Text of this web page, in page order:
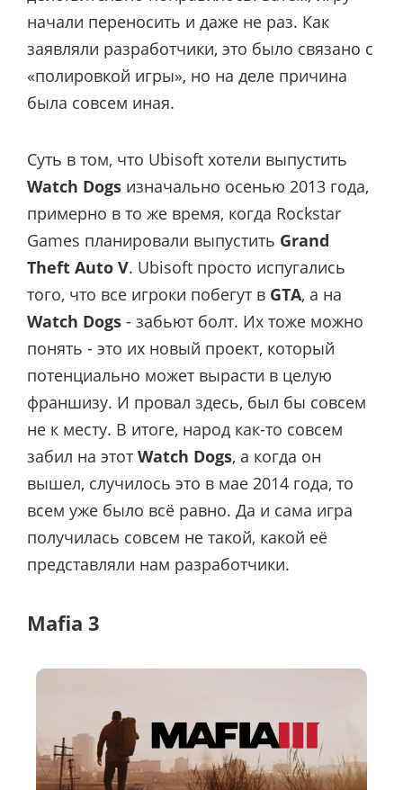
начали переносить и даже не раз. Как
заявляли разработчики, это было связано с
«полировкой игры», но на деле причина
была совсем иная.
Суть в том, что Ubisoft хотели выпустить
Watch Dogs изначально осенью 2013 года,
примерно в то же время, когда Rockstar
Games планировали выпустить Grand
Theft Auto V. Ubisoft просто испугались
того, что все игроки побегут в GTA, а на
Watch Dogs - забьют болт. Их тоже можно
понять - это их новый проект, который
потенциально может вырасти в целую
франшизу. И провал здесь, был бы совсем
не к месту. В итоге, народ как-то совсем
забил на этот Watch Dogs, а когда он
вышел, случилось это в мае 2014 года, то
всем уже было всё равно. Да и сама игра
получилась совсем не такой, какой её
представляли нам разработчики.
Mafia 3